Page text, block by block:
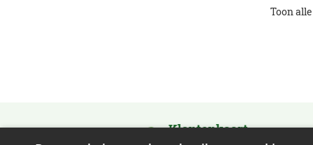
Toon
Klantenkaart